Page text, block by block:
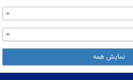
نمایش همه